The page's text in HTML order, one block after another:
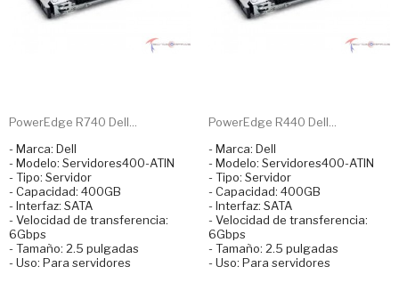
PowerEdge R740 Dell...
- Marca: Dell
- Modelo: Servidores400-ATIN
- Tipo: Servidor
- Capacidad: 400GB
- Interfaz: SATA
- Velocidad de transferencia:
6Gbps
- Tamaño: 2.5 pulgadas
- Uso: Para servidores
PowerEdge R440 Dell...
- Marca: Dell
- Modelo: Servidores400-ATIN
- Tipo: Servidor
- Capacidad: 400GB
- Interfaz: SATA
- Velocidad de transferencia:
6Gbps
- Tamaño: 2.5 pulgadas
- Uso: Para servidores